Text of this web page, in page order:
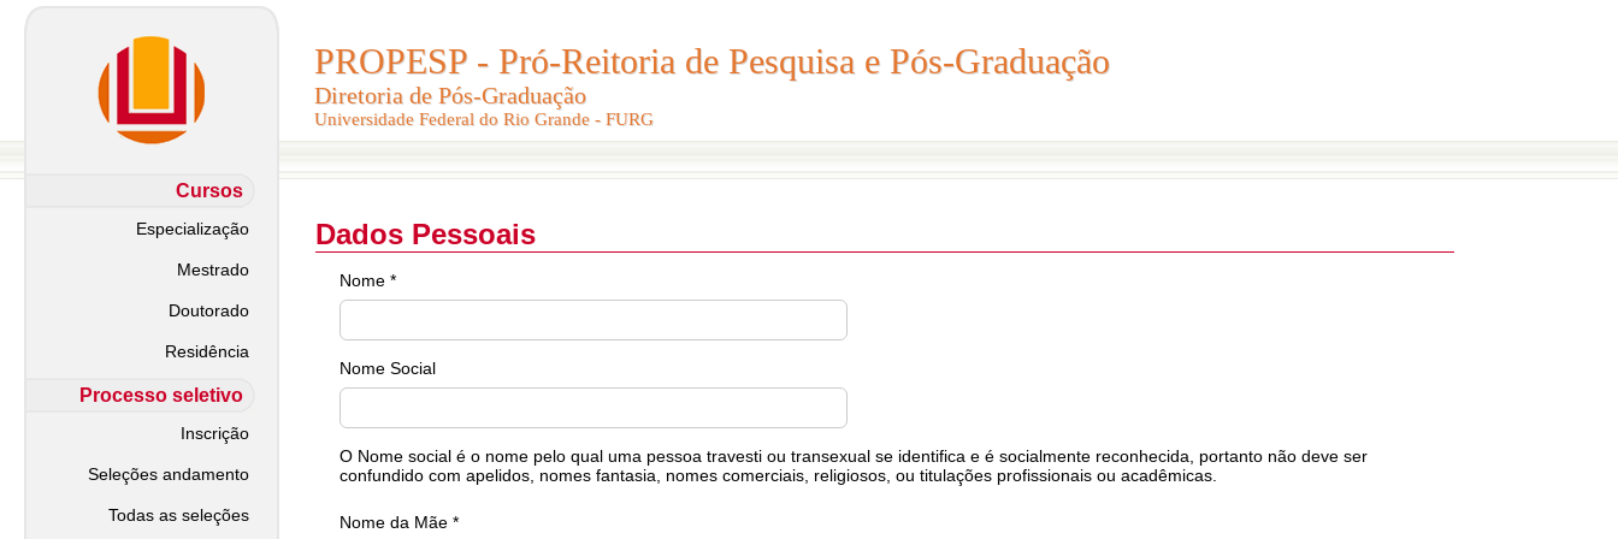
PROPESP - Pró-Reitoria de Pesquisa e Pós-Graduação
Diretoria de Pós-Graduação
Universidade Federal do Rio Grande - FURG
PROPESP - Pró-Reitoria de Pesquisa e Pós-Graduação
Diretoria de Pós-Graduação
Universidade Federal do Rio Grande - FURG
Cursos
Especialização
Mestrado
Doutorado
Residência
Processo seletivo
Inscrição
Seleções andamento
Todas as seleções
Dados Pessoais
Nome *
Nome Social
O Nome social é o nome pelo qual uma pessoa travesti ou transexual se identifica e é socialmente reconhecida, portanto não deve ser
confundido com apelidos, nomes fantasia, nomes comerciais, religiosos, ou titulações profissionais ou acadêmicas.
Nome da Mãe *